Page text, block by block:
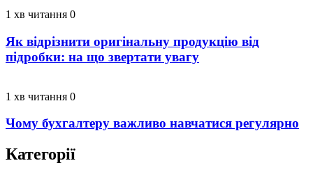
1 хв читання 0
Як відрізнити оригінальну продукцію від
підробки: на що звертати увагу
1 хв читання 0
Чому бухгалтеру важливо навчатися регулярно
Категорії